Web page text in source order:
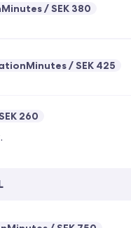
SEK 380
SEK 425
260